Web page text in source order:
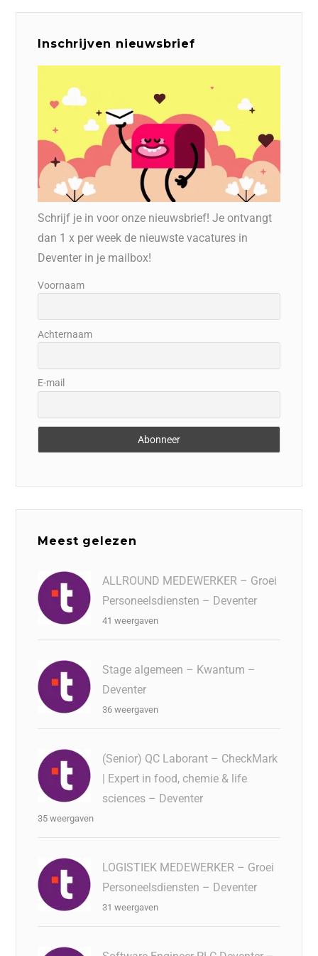
Inschrijven nieuwsbrief
Schrijf je in voor onze nieuwsbrief! Je ontvangt
dan 1 x per week de nieuwste vacatures in
Deventer in je mailbox!
Voornaam
Achternaam
E-mail
Meest gelezen
ALLROUND MEDEWERKER – Groei
Personeelsdiensten – Deventer
41 weergaven
Stage algemeen – Kwantum –
Deventer
36 weergaven
(Senior) QC Laborant – CheckMark
| Expert in food, chemie & life
sciences – Deventer
35 weergaven
LOGISTIEK MEDEWERKER – Groei
Personeelsdiensten – Deventer
31 weergaven